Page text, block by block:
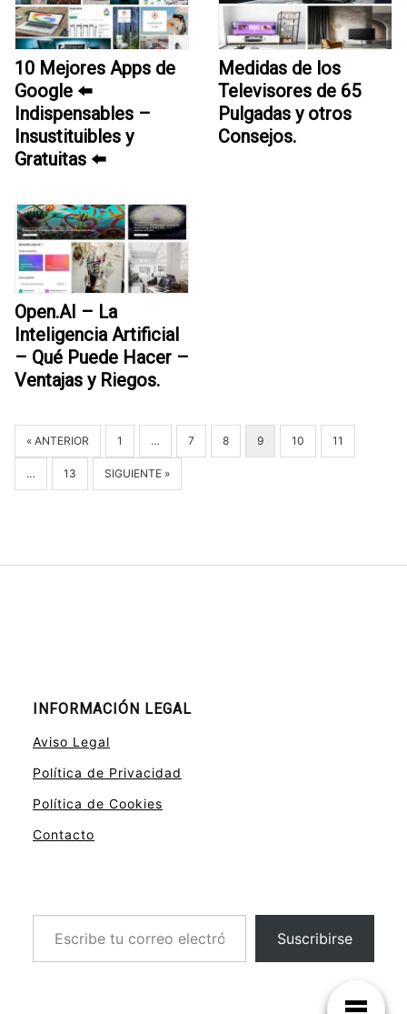
10 Mejores Apps de
Google ⬅️
Indispensables –
Insustituibles y
Gratuitas ⬅️
Medidas de los
Televisores de 65
Pulgadas y otros
Consejos.
Open.AI – La
Inteligencia Artificial
– Qué Puede Hacer –
Ventajas y Riegos.
« ANTERIOR 1 … 7 8 9 10 11
… 13 SIGUIENTE »
INFORMACIÓN LEGAL
Aviso Legal
Política de Privacidad
Política de Cookies
Contacto
Escribe tu correo electrónico…
Suscribirse